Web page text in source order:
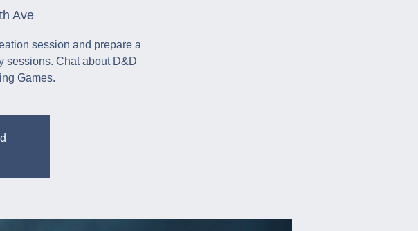
Ave
session and prepare a
sessions. Chat about D&D
Games.